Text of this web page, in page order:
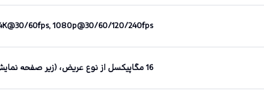
60fps, 1080p@30/60/120/240fps
16 مگاپیکسل از نوع عریض، (زیر صفحه نمایش)